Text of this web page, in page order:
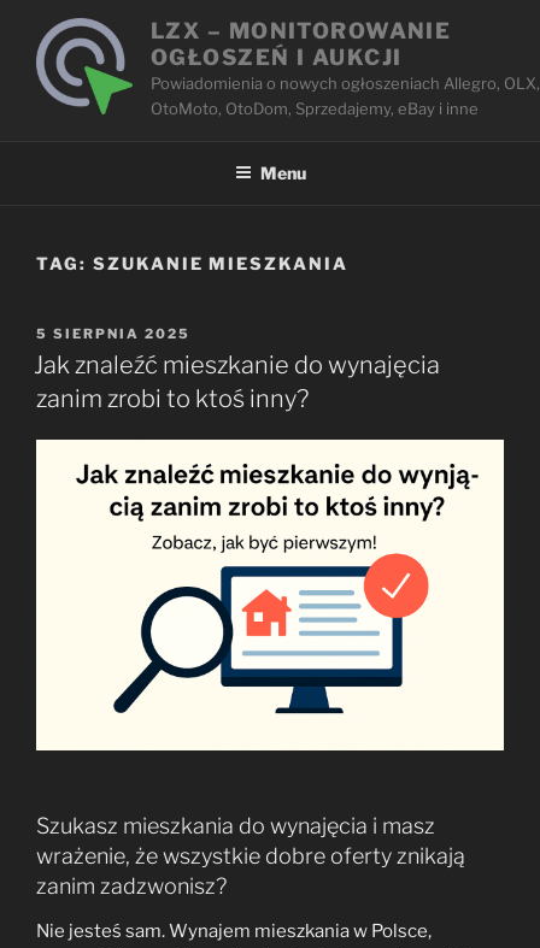
treści
LZX – MONITOROWANIE
OGŁOSZEŃ I AUKCJI
Powiadomienia o nowych ogłoszeniach Allegro, OLX,
OtoMoto, OtoDom, Sprzedajemy, eBay i inne
Menu
TAG: SZUKANIE MIESZKANIA
OPUBLIKOWANE
W
5 SIERPNIA 2025
Jak znaleźć mieszkanie do wynajęcia
zanim zrobi to ktoś inny?
Szukasz mieszkania do wynajęcia i masz
wrażenie, że wszystkie dobre oferty znikają
zanim zadzwonisz?
Nie jesteś sam. Wynajem mieszkania w Polsce,